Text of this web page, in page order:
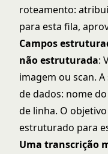
roteamento:
para esta fila,
Campos
não estruturada:
imagem ou scan.
de dados: nome
de linha. O
estruturado para
Uma transcrição